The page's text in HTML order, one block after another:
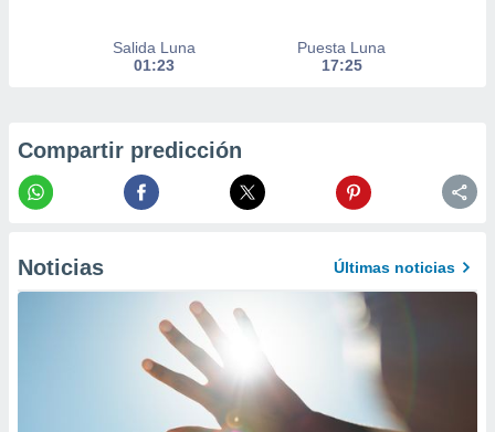
Salida Luna
01:23
Puesta Luna
17:25
Compartir predicción
Noticias Últimas noticias